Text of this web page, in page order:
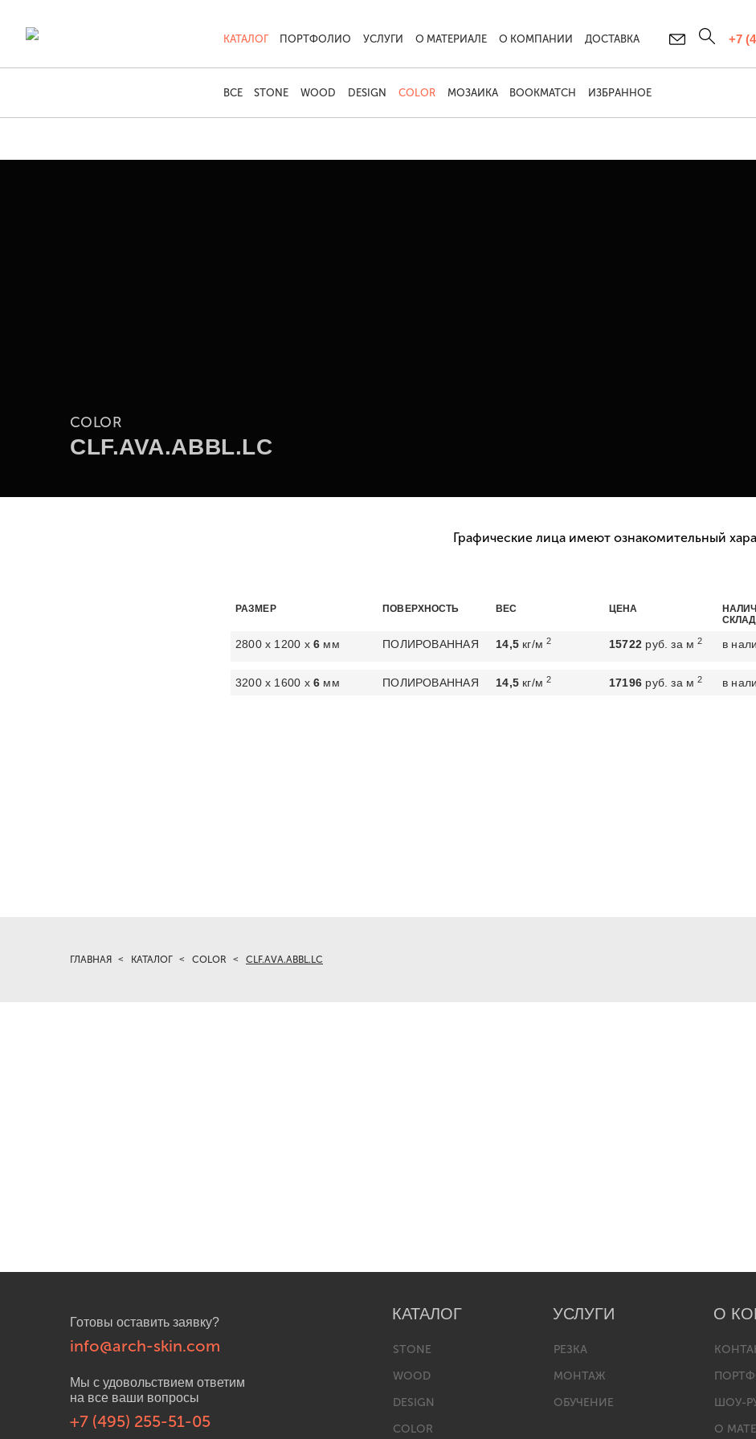
КАТАЛОГ
ВСЕ STONE WOOD DESIGN COLOR МОЗАИКА BOOKMATCH ИЗБРАННОЕ
ПОРТФОЛИО УСЛУГИ О МАТЕРИАЛЕ О КОМПАНИИ ДОСТАВКА +7
COLOR
CLF.AVA.ABBL.LC
Графические лица имеют ознакомительный
РАЗМЕР
2800 х 1200 х 6 мм
ПОВЕРХНОСТЬ
ПОЛИРОВАННАЯ
ВЕС
14,5кг/м2
ЦЕНА
15722 руб. за м2 в
3200 х 1600 х 6 мм ПОЛИРОВАННАЯ 14,5кг/м2 17196 руб. за м2 в
ГЛАВНАЯ КАТАЛОГ COLOR CLF.AVA.ABBL.LC
Готовы оставить заявку?
info@arch-skin.com
Мы с удовольствием ответим
на все ваши вопросы
+7 (495) 255-51-05
КАТАЛОГ
STONE
WOOD
DESIGN
COLOR
УСЛУГИ
РЕЗКА
МОНТАЖ
ОБУЧЕНИЕ
О
ШОУ-
О